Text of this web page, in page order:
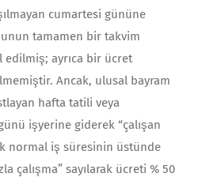
cumartesi gününe
tamamen bir takvim
edilmiş; ayrıca bir ücret
Ancak, ulusal bayram
hafta tatili veya
işyerine giderek “çalışan
normal iş süresinin üstünde
çalışma” sayılarak ücreti % 50